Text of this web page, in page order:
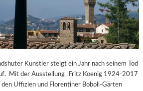
Künstler steigt ein Jahr nach seinem Tod
Mit der Ausstellung „Fritz Koenig 1924-2017
Uffizien und Florentiner Boboli-Gärten